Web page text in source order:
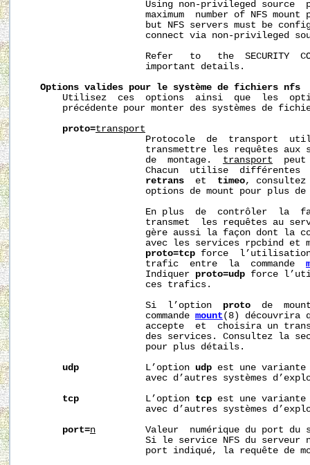
Using non-privileged source
maximum  number of NFS mount
but NFS servers must be
connect via non-privileged
Refer   to   the  SECURITY
                      important details.
Options valides pour le système de fichiers nfs
Utilisez  ces  options  ainsi  que  les
précédente pour monter des systèmes de
proto=transport
Protocole  de  transport
transmettre les requêtes aux
                      de  montage.
transport
Chacun  utilise  différentes
retrans
  et
timeo, consultez
options de mount pour plus de
En plus  de  contrôler  la
transmet  les requêtes au
gère aussi la façon dont la
avec les services rpcbind et
proto=tcp force
                      trafic  entre  la  commande
                      Indiquer
proto=udp force
                      ces trafics.
                      Si  l’option
proto
de
                      commande
mount (8) découvrira
accepte  et  choisira un
des services. Consultez la
                      pour plus détails.
udp
            L’option
udp est une
avec d’autres systèmes
tcp
            L’option
tcp est une
avec d’autres systèmes
port=n
Valeur  numérique du port du
Si le service NFS du serveur
port indiqué, la requête de